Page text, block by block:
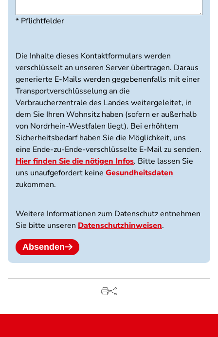
* Pflichtfelder
Die Inhalte dieses Kontaktformulars werden
verschlüsselt an unseren Server übertragen. Daraus
generierte E-Mails werden gegebenenfalls mit einer
Transportverschlüsselung an die
Verbraucherzentrale des Landes weitergeleitet, in
dem Sie Ihren Wohnsitz haben (sofern er außerhalb
von Nordrhein-Westfalen liegt).​​​​​​​ Bei erhöhtem
Sicherheitsbedarf haben Sie die Möglichkeit, uns
eine Ende-zu-Ende-verschlüsselte E-Mail zu senden.
Hier finden Sie die nötigen Infos. Bitte lassen Sie
uns unaufgefordert keine Gesundheitsdaten
zukommen.
Weitere Informationen zum Datenschutz entnehmen
Sie bitte unseren Datenschutzhinweisen.
Absenden